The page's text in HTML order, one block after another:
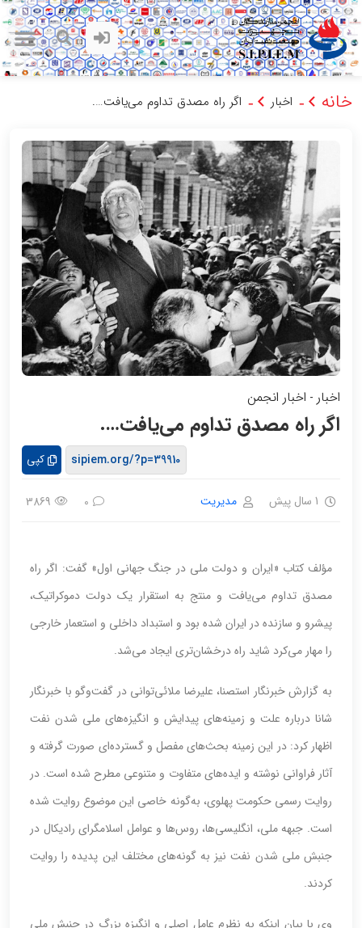
خانه - اخبار - اگر راه مصدق تداوم می‌یافت….
اخبار - اخبار انجمن
اگر راه مصدق تداوم می‌یافت….
کپی
1 سال پیش مدیریت 0
3869
مؤلف کتاب «ایران ‌و دولت ملی‌ در جنگ‌ جهانی اول» گفت: اگر راه
مصدق تداوم می‌یافت و منتج به استقرار یک دولت دموکراتیک،
پیشرو و سازنده در ایران شده بود و استبداد داخلی و استعمار خارجی
را مهار می‌کرد شاید راه درخشان‌تری ایجاد می‌شد.
به گزارش خبرنگار استصنا، علیرضا ملائی‌توانی در گفت‌وگو با خبرنگار
شانا درباره علت و زمینه‌های پیدایش و انگیزه‌های ملی شدن نفت
اظهار کرد: در این زمینه بحث‌های مفصل و گسترده‌ای صورت گرفته و
آثار فراوانی نوشته و ایده‌های متفاوت و متنوعی مطرح شده است. در
روایت رسمی حکومت پهلوی، به‌گونه خاصی این موضوع روایت شده
است. جبهه ملی، انگلیسی‌ها، روس‌ها و عوامل اسلامگرای رادیکال در
جنبش ملی شدن نفت نیز به گونه‌های مختلف این پدیده را روایت
کردند.
وی با بیان اینکه به نظرم عامل اصلی و انگیزه بزرگ در جنبش ملی